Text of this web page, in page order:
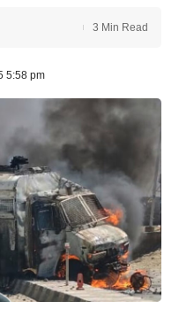
5:58 pm
3 Min Read